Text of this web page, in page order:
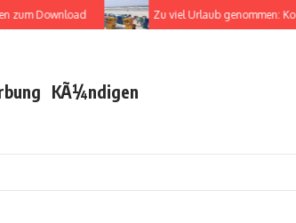
Download Zu viel Urlaub genommen:
KÃ¼ndigen